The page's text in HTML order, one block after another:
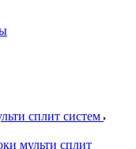
сплит систем
мульти сплит